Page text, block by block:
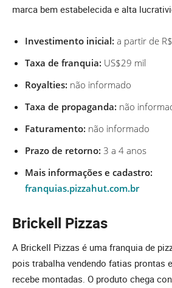
marca bem estabelecida e alta
Investimento inicial: a partir de
Taxa de franquia: US$29 mil
Royalties: não informado
Taxa de propaganda: não
Faturamento: não informado
Prazo de retorno: 3 a 4 anos
Mais informações e cadastro:
franquias.pizzahut.com.br
Brickell Pizzas
A Brickell Pizzas é uma franquia de
pois trabalha vendendo fatias prontas
recebe montadas. O produto chega